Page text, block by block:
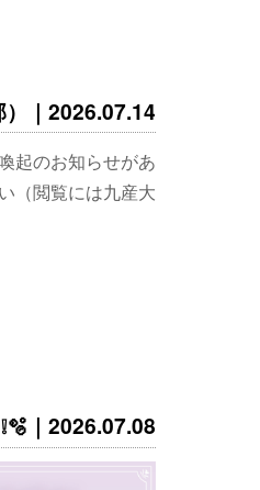
｜2026.07.14
起のお知らせがあ
（閲覧には九産大
｜2026.07.08